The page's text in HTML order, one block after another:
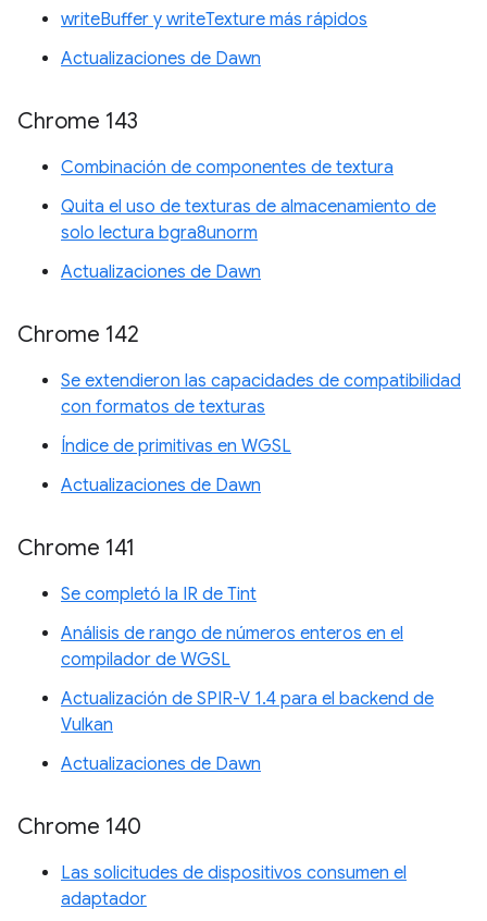
writeBuffer y writeTexture más rápidos
Actualizaciones de Dawn
Chrome 143
Combinación de componentes de textura
Quita el uso de texturas de almacenamiento de
solo lectura bgra8unorm
Actualizaciones de Dawn
Chrome 142
Se extendieron las capacidades de compatibilidad
con formatos de texturas
Índice de primitivas en WGSL
Actualizaciones de Dawn
Chrome 141
Se completó la IR de Tint
Análisis de rango de números enteros en el
compilador de WGSL
Actualización de SPIR-V 1.4 para el backend de
Vulkan
Actualizaciones de Dawn
Chrome 140
Las solicitudes de dispositivos consumen el
adaptador